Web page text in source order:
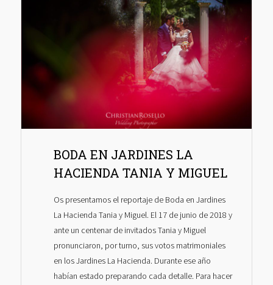
BODA EN JARDINES LA
HACIENDA TANIA Y MIGUEL
Os presentamos el reportaje de Boda en Jardines
La Hacienda Tania y Miguel. El 17 de junio de 2018 y
ante un centenar de invitados Tania y Miguel
pronunciaron, por turno, sus votos matrimoniales
en los Jardines La Hacienda. Durante ese año
habían estado preparando cada detalle. Para hacer